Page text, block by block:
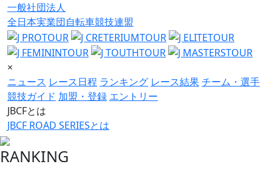
一般社団法人
全日本実業団自転車競技連盟
×
ニュース レース日程 ランキング レース結果チーム・選手
競技ガイド 加盟・登録 エントリー
JBCFとは
JBCF ROAD SERIESとは
RANKING